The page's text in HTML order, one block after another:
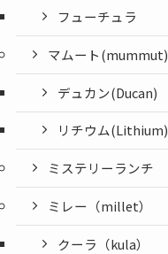
フューチュラ
マムート(mummut)
デュカン(Ducan)
リチウム(Lithium)
ミステリーランチ
ミレー（millet）
クーラ（kula）